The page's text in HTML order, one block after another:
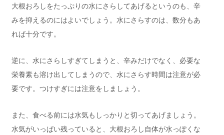
大根おろしをたっぷりの水にさらしてあげるというのも、辛
みを抑えるのにはよいでしょう。水にさらすのは、数分もあ
れば十分です。
逆に、水にさらしすぎてしまうと、辛みだけでなく、必要な
栄養素も溶け出してしまうので、水にさらす時間は注意が必
要です。つけすぎには注意をしましょう。
また、食べる前には水気もしっかりと切ってあげましょう。
水気がいっぱい残っていると、大根おろし自体が水っぽくな